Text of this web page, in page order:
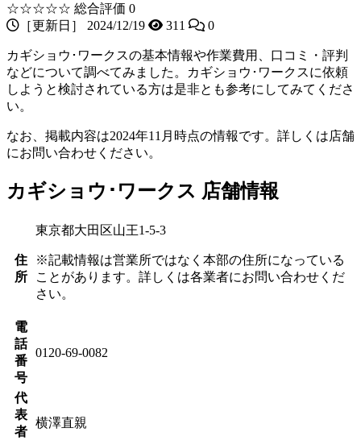
☆☆☆☆☆ 総合評価 0
［更新日］ 2024/12/19
311 0
カギショウ･ワークスの基本情報や作業費用、口コミ・評判
などについて調べてみました。カギショウ･ワークスに依頼
しようと検討されている方は是非とも参考にしてみてくださ
い。
なお、掲載内容は2024年11月時点の情報です。詳しくは店舗
にお問い合わせください。
カギショウ･ワークス 店舗情報
住
所
東京都大田区山王1-5-3
※記載情報は営業所ではなく本部の住所になっている
ことがあります。詳しくは各業者にお問い合わせくだ
さい。
電
話
番
号
0120-69-0082
代
表
者
横澤直親